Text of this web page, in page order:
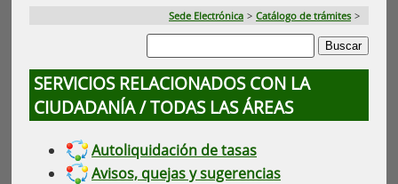
Sede Electrónica > Catálogo de trámites >
SERVICIOS RELACIONADOS CON LA
CIUDADANÍA / TODAS LAS ÁREAS
Autoliquidación de tasas
Avisos, quejas y sugerencias